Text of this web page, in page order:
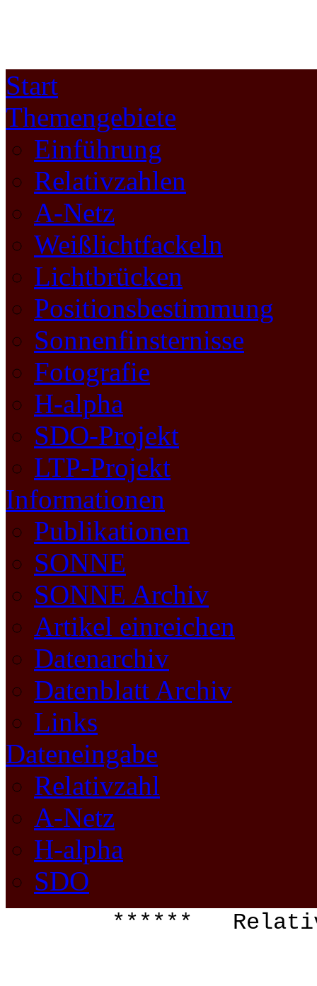
Start
Themengebiete
Einführung
Relativzahlen
A-Netz
Weißlichtfackeln
Lichtbrücken
Positionsbestimmung
Sonnenfinsternisse
Fotografie
H-alpha
SDO-Projekt
LTP-Projekt
Informationen
Publikationen
SONNE
SONNE Archiv
Artikel einreichen
Datenarchiv
Datenblatt Archiv
Links
Dateneingabe
Relativzahl
A-Netz
H-alpha
SDO
******